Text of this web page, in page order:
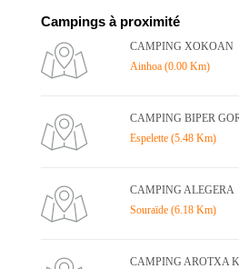
Campings à proximité
CAMPING XOKOAN
Ainhoa (0.00 Km)
CAMPING BIPER
Espelette (5.48 Km)
CAMPING ALEGERA
Souraïde (6.18 Km)
CAMPING AROTXA